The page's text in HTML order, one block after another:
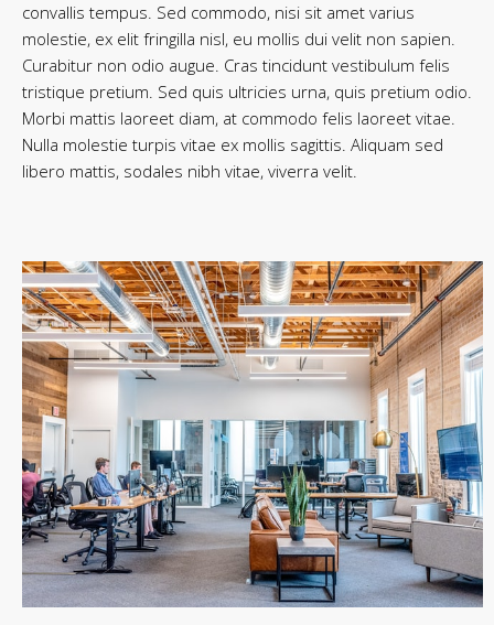
convallis tempus. Sed commodo, nisi sit amet varius
molestie, ex elit fringilla nisl, eu mollis dui velit non sapien.
Curabitur non odio augue. Cras tincidunt vestibulum felis
tristique pretium. Sed quis ultricies urna, quis pretium odio.
Morbi mattis laoreet diam, at commodo felis laoreet vitae.
Nulla molestie turpis vitae ex mollis sagittis. Aliquam sed
libero mattis, sodales nibh vitae, viverra velit.